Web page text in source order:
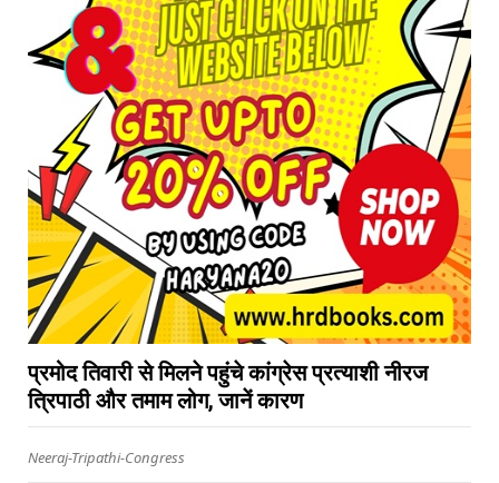
प्रमोद तिवारी से मिलने पहुंचे कांग्रेस प्रत्याशी नीरज
त्रिपाठी और तमाम लोग, जानें कारण
Neeraj-Tripathi-Congress